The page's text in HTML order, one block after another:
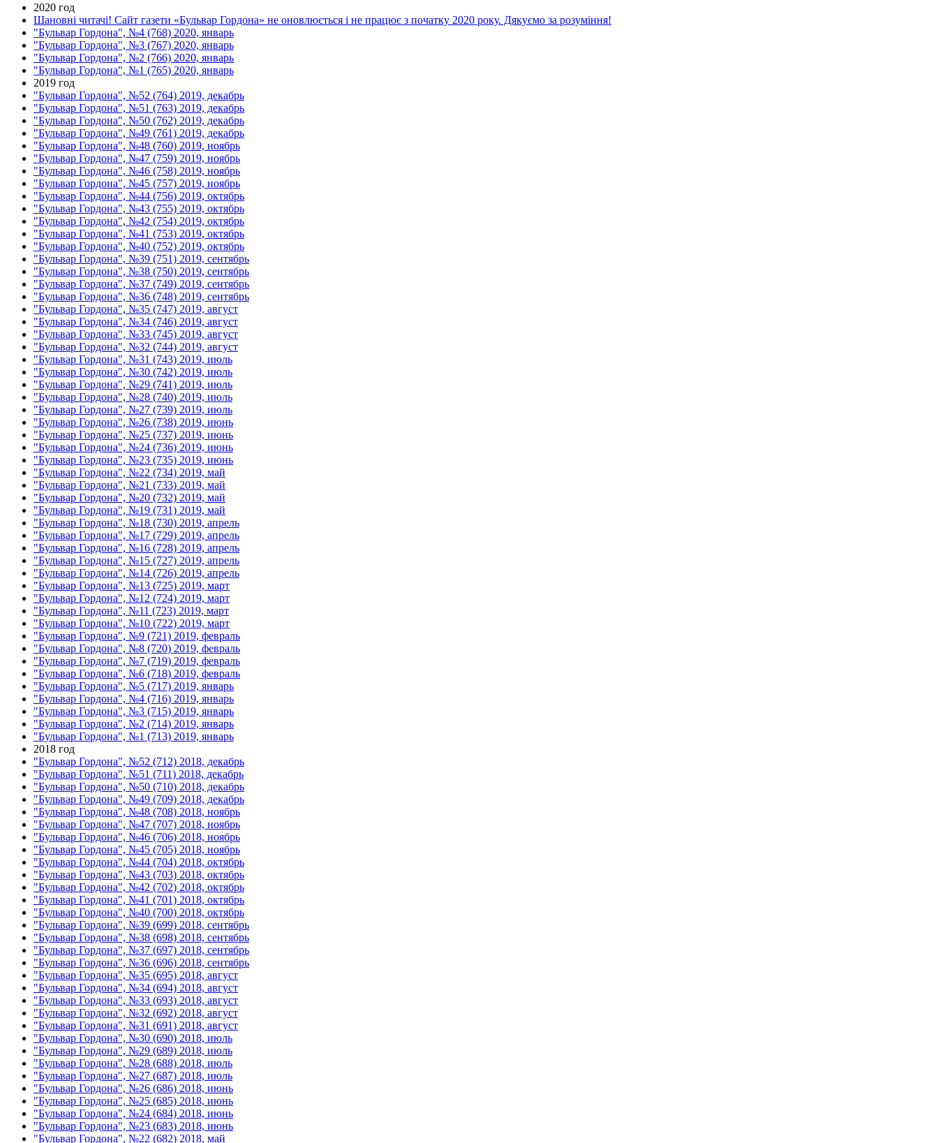
2020 год
Шановні читачі! Сайт газети «Бульвар Гордона» не оновлюється і не працює з початку 2020 року. Дякуємо за розуміння!
"Бульвар Гордона", №4 (768) 2020, январь
"Бульвар Гордона", №3 (767) 2020, январь
"Бульвар Гордона", №2 (766) 2020, январь
"Бульвар Гордона", №1 (765) 2020, январь
2019 год
"Бульвар Гордона", №52 (764) 2019, декабрь
"Бульвар Гордона", №51 (763) 2019, декабрь
"Бульвар Гордона", №50 (762) 2019, декабрь
"Бульвар Гордона", №49 (761) 2019, декабрь
"Бульвар Гордона", №48 (760) 2019, ноябрь
"Бульвар Гордона", №47 (759) 2019, ноябрь
"Бульвар Гордона", №46 (758) 2019, ноябрь
"Бульвар Гордона", №45 (757) 2019, ноябрь
"Бульвар Гордона", №44 (756) 2019, октябрь
"Бульвар Гордона", №43 (755) 2019, октябрь
"Бульвар Гордона", №42 (754) 2019, октябрь
"Бульвар Гордона", №41 (753) 2019, октябрь
"Бульвар Гордона", №40 (752) 2019, октябрь
"Бульвар Гордона", №39 (751) 2019, сентябрь
"Бульвар Гордона", №38 (750) 2019, сентябрь
"Бульвар Гордона", №37 (749) 2019, сентябрь
"Бульвар Гордона", №36 (748) 2019, сентябрь
"Бульвар Гордона", №35 (747) 2019, август
"Бульвар Гордона", №34 (746) 2019, август
"Бульвар Гордона", №33 (745) 2019, август
"Бульвар Гордона", №32 (744) 2019, август
"Бульвар Гордона", №31 (743) 2019, июль
"Бульвар Гордона", №30 (742) 2019, июль
"Бульвар Гордона", №29 (741) 2019, июль
"Бульвар Гордона", №28 (740) 2019, июль
"Бульвар Гордона", №27 (739) 2019, июль
"Бульвар Гордона", №26 (738) 2019, июнь
"Бульвар Гордона", №25 (737) 2019, июнь
"Бульвар Гордона", №24 (736) 2019, июнь
"Бульвар Гордона", №23 (735) 2019, июнь
"Бульвар Гордона", №22 (734) 2019, май
"Бульвар Гордона", №21 (733) 2019, май
"Бульвар Гордона", №20 (732) 2019, май
"Бульвар Гордона", №19 (731) 2019, май
"Бульвар Гордона", №18 (730) 2019, апрель
"Бульвар Гордона", №17 (729) 2019, апрель
"Бульвар Гордона", №16 (728) 2019, апрель
"Бульвар Гордона", №15 (727) 2019, апрель
"Бульвар Гордона", №14 (726) 2019, апрель
"Бульвар Гордона", №13 (725) 2019, март
"Бульвар Гордона", №12 (724) 2019, март
"Бульвар Гордона", №11 (723) 2019, март
"Бульвар Гордона", №10 (722) 2019, март
"Бульвар Гордона", №9 (721) 2019, февраль
"Бульвар Гордона", №8 (720) 2019, февраль
"Бульвар Гордона", №7 (719) 2019, февраль
"Бульвар Гордона", №6 (718) 2019, февраль
"Бульвар Гордона", №5 (717) 2019, январь
"Бульвар Гордона", №4 (716) 2019, январь
"Бульвар Гордона", №3 (715) 2019, январь
"Бульвар Гордона", №2 (714) 2019, январь
"Бульвар Гордона", №1 (713) 2019, январь
2018 год
"Бульвар Гордона", №52 (712) 2018, декабрь
"Бульвар Гордона", №51 (711) 2018, декабрь
"Бульвар Гордона", №50 (710) 2018, декабрь
"Бульвар Гордона", №49 (709) 2018, декабрь
"Бульвар Гордона", №48 (708) 2018, ноябрь
"Бульвар Гордона", №47 (707) 2018, ноябрь
"Бульвар Гордона", №46 (706) 2018, ноябрь
"Бульвар Гордона", №45 (705) 2018, ноябрь
"Бульвар Гордона", №44 (704) 2018, октябрь
"Бульвар Гордона", №43 (703) 2018, октябрь
"Бульвар Гордона", №42 (702) 2018, октябрь
"Бульвар Гордона", №41 (701) 2018, октябрь
"Бульвар Гордона", №40 (700) 2018, октябрь
"Бульвар Гордона", №39 (699) 2018, сентябрь
"Бульвар Гордона", №38 (698) 2018, сентябрь
"Бульвар Гордона", №37 (697) 2018, сентябрь
"Бульвар Гордона", №36 (696) 2018, сентябрь
"Бульвар Гордона", №35 (695) 2018, август
"Бульвар Гордона", №34 (694) 2018, август
"Бульвар Гордона", №33 (693) 2018, август
"Бульвар Гордона", №32 (692) 2018, август
"Бульвар Гордона", №31 (691) 2018, август
"Бульвар Гордона", №30 (690) 2018, июль
"Бульвар Гордона", №29 (689) 2018, июль
"Бульвар Гордона", №28 (688) 2018, июль
"Бульвар Гордона", №27 (687) 2018, июль
"Бульвар Гордона", №26 (686) 2018, июнь
"Бульвар Гордона", №25 (685) 2018, июнь
"Бульвар Гордона", №24 (684) 2018, июнь
"Бульвар Гордона", №23 (683) 2018, июнь
"Бульвар Гордона", №22 (682) 2018, май